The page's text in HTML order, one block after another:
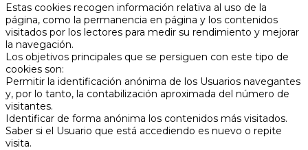
Estas cookies recogen información relativa al uso de la
página, como la permanencia en página y los contenidos
visitados por los lectores para medir su rendimiento y mejorar
la navegación.
Los objetivos principales que se persiguen con este tipo de
cookies son:
Permitir la identificación anónima de los Usuarios navegantes
y, por lo tanto, la contabilización aproximada del número de
visitantes.
Identificar de forma anónima los contenidos más visitados.
Saber si el Usuario que está accediendo es nuevo o repite
visita.